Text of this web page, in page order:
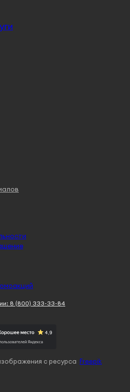
с ресурса Freepik
8 (800) 333-33-84